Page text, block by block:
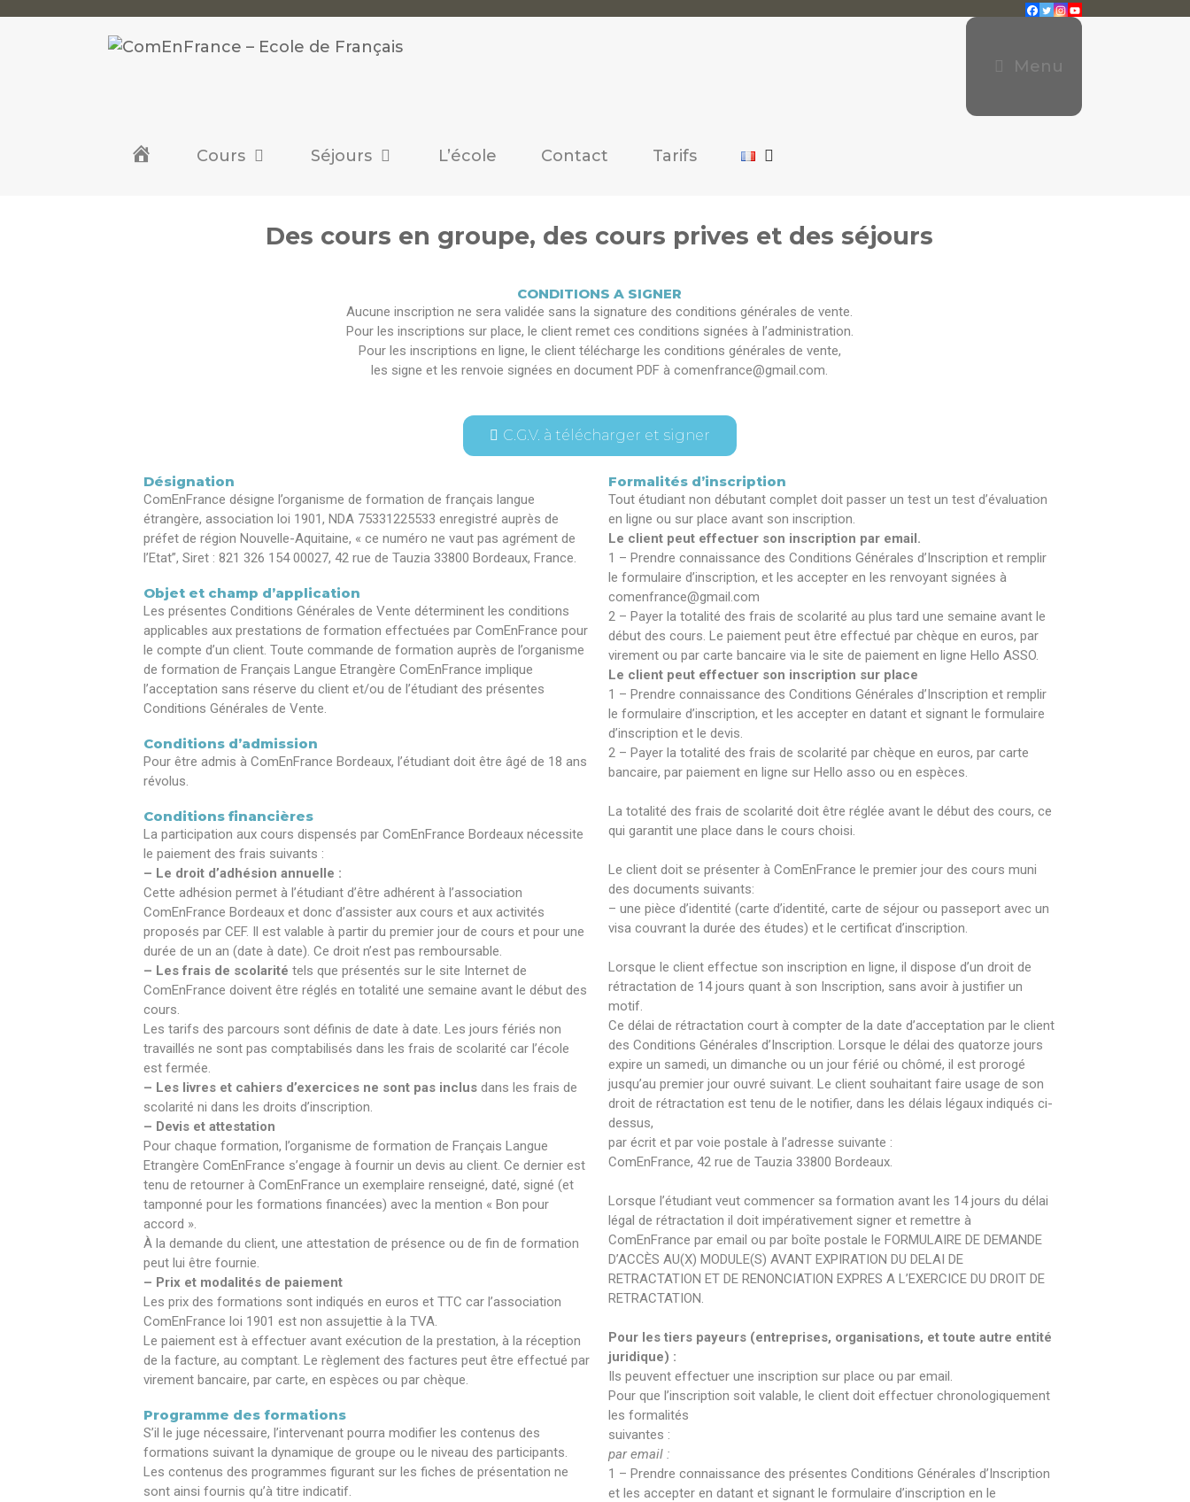
Menu
Cours Séjours L’école Contact Tarifs
Des cours en groupe, des cours prives et des séjours
CONDITIONS A SIGNER
Aucune inscription ne sera validée sans la signature des conditions générales de vente.
Pour les inscriptions sur place, le client remet ces conditions signées à l’administration.
Pour les inscriptions en ligne, le client télécharge les conditions générales de vente,
les signe et les renvoie signées en document PDF à comenfrance@gmail.com.
C.G.V. à télécharger et signer
Désignation
ComEnFrance désigne l’organisme de formation de français langue
étrangère, association loi 1901, NDA 75331225533 enregistré auprès de
préfet de région Nouvelle-Aquitaine, « ce numéro ne vaut pas agrément de
l’Etat”, Siret : 821 326 154 00027, 42 rue de Tauzia 33800 Bordeaux, France.
Objet et champ d’application
Les présentes Conditions Générales de Vente déterminent les conditions
applicables aux prestations de formation effectuées par ComEnFrance pour
le compte d’un client. Toute commande de formation auprès de l’organisme
de formation de Français Langue Etrangère ComEnFrance implique
l’acceptation sans réserve du client et/ou de l’étudiant des présentes
Conditions Générales de Vente.
Conditions d’admission
Pour être admis à ComEnFrance Bordeaux, l’étudiant doit être âgé de 18 ans
révolus.
Conditions financières
La participation aux cours dispensés par ComEnFrance Bordeaux nécessite
le paiement des frais suivants :
– Le droit d’adhésion annuelle :
Cette adhésion permet à l’étudiant d’être adhérent à l’association
ComEnFrance Bordeaux et donc d’assister aux cours et aux activités
proposés par CEF. Il est valable à partir du premier jour de cours et pour une
durée de un an (date à date). Ce droit n’est pas remboursable.
– Les frais de scolarité tels que présentés sur le site Internet de
ComEnFrance doivent être réglés en totalité une semaine avant le début des
cours.
Les tarifs des parcours sont définis de date à date. Les jours fériés non
travaillés ne sont pas comptabilisés dans les frais de scolarité car l’école
est fermée.
– Les livres et cahiers d’exercices ne sont pas inclus dans les frais de
scolarité ni dans les droits d’inscription.
– Devis et attestation
Pour chaque formation, l’organisme de formation de Français Langue
Etrangère ComEnFrance s’engage à fournir un devis au client. Ce dernier est
tenu de retourner à ComEnFrance un exemplaire renseigné, daté, signé (et
tamponné pour les formations financées) avec la mention « Bon pour
accord ».
À la demande du client, une attestation de présence ou de fin de formation
peut lui être fournie.
– Prix et modalités de paiement
Les prix des formations sont indiqués en euros et TTC car l’association
ComEnFrance loi 1901 est non assujettie à la TVA.
Le paiement est à effectuer avant exécution de la prestation, à la réception
de la facture, au comptant. Le règlement des factures peut être effectué par
virement bancaire, par carte, en espèces ou par chèque.
Programme des formations
S’il le juge nécessaire, l’intervenant pourra modifier les contenus des
formations suivant la dynamique de groupe ou le niveau des participants.
Les contenus des programmes figurant sur les fiches de présentation ne
sont ainsi fournis qu’à titre indicatif.
Formalités d’inscription
Tout étudiant non débutant complet doit passer un test un test d’évaluation
en ligne ou sur place avant son inscription.
Le client peut effectuer son inscription par email.
1 – Prendre connaissance des Conditions Générales d’Inscription et remplir
le formulaire d’inscription, et les accepter en les renvoyant signées à
comenfrance@gmail.com
2 – Payer la totalité des frais de scolarité au plus tard une semaine avant le
début des cours. Le paiement peut être effectué par chèque en euros, par
virement ou par carte bancaire via le site de paiement en ligne Hello ASSO.
Le client peut effectuer son inscription sur place
1 – Prendre connaissance des Conditions Générales d’Inscription et remplir
le formulaire d’inscription, et les accepter en datant et signant le formulaire
d’inscription et le devis.
2 – Payer la totalité des frais de scolarité par chèque en euros, par carte
bancaire, par paiement en ligne sur Hello asso ou en espèces.
La totalité des frais de scolarité doit être réglée avant le début des cours, ce
qui garantit une place dans le cours choisi.
Le client doit se présenter à ComEnFrance le premier jour des cours muni
des documents suivants:
– une pièce d’identité (carte d’identité, carte de séjour ou passeport avec un
visa couvrant la durée des études) et le certificat d’inscription.
Lorsque le client effectue son inscription en ligne, il dispose d’un droit de
rétractation de 14 jours quant à son Inscription, sans avoir à justifier un
motif.
Ce délai de rétractation court à compter de la date d’acceptation par le client
des Conditions Générales d’Inscription. Lorsque le délai des quatorze jours
expire un samedi, un dimanche ou un jour férié ou chômé, il est prorogé
jusqu’au premier jour ouvré suivant. Le client souhaitant faire usage de son
droit de rétractation est tenu de le notifier, dans les délais légaux indiqués ci-
dessus,
par écrit et par voie postale à l’adresse suivante :
ComEnFrance, 42 rue de Tauzia 33800 Bordeaux.
Lorsque l’étudiant veut commencer sa formation avant les 14 jours du délai
légal de rétractation il doit impérativement signer et remettre à
ComEnFrance par email ou par boîte postale le FORMULAIRE DE DEMANDE
D’ACCÈS AU(X) MODULE(S) AVANT EXPIRATION DU DELAI DE
RETRACTATION ET DE RENONCIATION EXPRES A L’EXERCICE DU DROIT DE
RETRACTATION.
Pour les tiers payeurs (entreprises, organisations, et toute autre entité
juridique) :
Ils peuvent effectuer une inscription sur place ou par email.
Pour que l’inscription soit valable, le client doit effectuer chronologiquement
les formalités
suivantes :
par email :
1 – Prendre connaissance des présentes Conditions Générales d’Inscription
et les accepter en datant et signant le formulaire d’inscription en le